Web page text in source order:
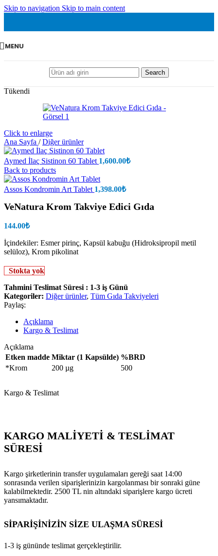
Skip to navigation Skip to main content
MENU
Search
Tükendi
Click to enlarge
Ana Sayfa / Diğer ürünler
Aymed İlaç Sistinon 60 Tablet 1,600.00₺
Back to products
Assos Kondromin Art Tablet 1,398.00₺
VeNatura Krom Takviye Edici Gıda
144.00₺
İçindekiler: Esmer pirinç, Kapsül kabuğu (Hidroksipropil metil
selüloz), Krom pikolinat
Stokta yok
Tahmini Teslimat Süresi : 1-3 iş Günü
Kategoriler: Diğer ürünler, Tüm Gıda Takviyeleri
Paylaş:
Açıklama
Kargo & Teslimat
Açıklama
Etken madde Miktar (1 Kapsülde) %BRD
*Krom
200 µg 500
Kargo & Teslimat
KARGO MALİYETİ & TESLİMAT
SÜRESİ
Kargo şirketlerinin transfer uygulamaları gereği saat 14:00
sonrasında verilen siparişlerinizin kargolanması bir sonraki güne
kalabilmektedir. 2500 TL nin altındaki siparişlere kargo ücreti
yansımaktadır.
SİPARİŞİNİZİN SİZE ULAŞMA SÜRESİ
1-3 iş gününde teslimat gerçekleştirilir.